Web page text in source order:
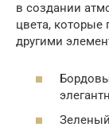
в создании
цвета,
другими